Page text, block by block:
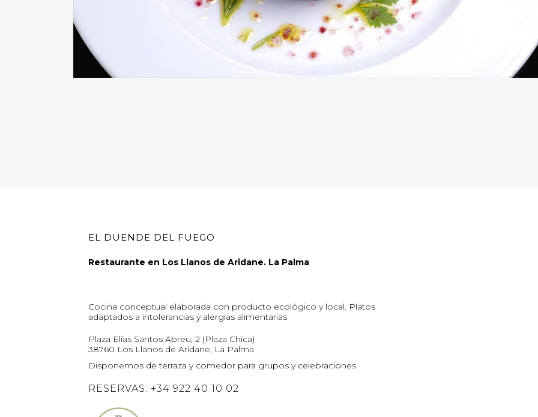
EL DUENDE DEL FUEGO
Restaurante en Los Llanos de Aridane. La Palma
Cocina conceptual elaborada con producto ecológico y local. Platos
adaptados a intolerancias y alergias alimentarias
Plaza Elías Santos Abreu, 2 (Plaza Chica)
38760 Los Llanos de Aridane, La Palma
Disponemos de terraza y comedor para grupos y celebraciones
RESERVAS: +34 922 40 10 02